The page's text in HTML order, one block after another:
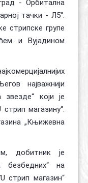
- Орбитална
тачки - Л5“.
стрипске групе
и Вујадином
најважнији
који је
магазину“.
„Књижевна
добитник је
безбедних“ на
стрип магазин“